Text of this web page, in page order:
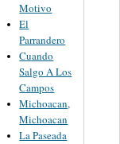
Motivo
El
Parrandero
Cuando
Salgo A Los
Campos
Michoacan,
Michoacan
La Paseada